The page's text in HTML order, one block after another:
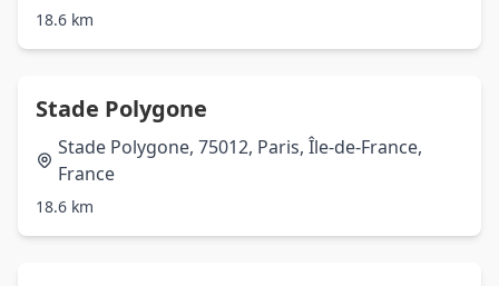
18.6 km
Stade Polygone
Stade Polygone, 75012, Paris, Île-de-France,
France
18.6 km